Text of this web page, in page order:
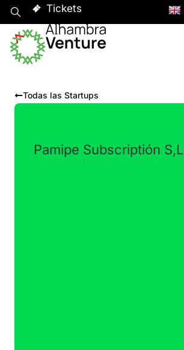
Tickets
Todas las Startups
Pamipe Subscriptión S,L